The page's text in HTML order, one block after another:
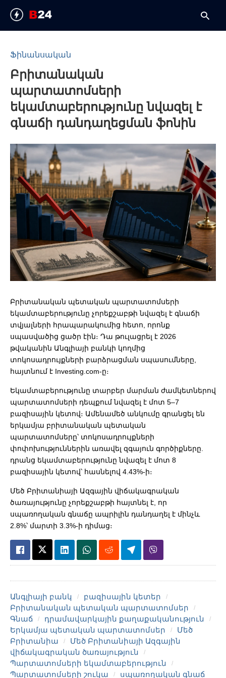
Ֆինանսական
Բրիտանական
պարտատոմսերի
եկամտաբերությունը նվազել է
գնաճի դանդաղեցման ֆոնին
Բրիտանական պետական պարտատոմսերի
եկամտաբերությունը չորեքշաբթի նվազել է գնաճի
տվյալների հրապարակումից հետո, որոնք
սպասվածից ցածր էին։ Դա թուլացրել է 2026
թվականին Անգլիայի բանկի կողմից
տոկոսադրույքների բարձրացման սպասումները,
հայտնում է Investing.com-ը։
Եկամտաբերությունը տարբեր մարման ժամկետներով
պարտատոմսերի դեպքում նվազել է մոտ 5–7
բազիսային կետով։ Ամենամեծ անկումը գրանցել են
երկամյա բրիտանական պետական
պարտատոմսերը՝ տոկոսադրույքների
փոփոխություններին առավել զգայուն գործիքները.
դրանց եկամտաբերությունը նվազել է մոտ 8
բազիսային կետով՝ հասնելով 4.43%-ի։
Մեծ Բրիտանիայի Ազգային վիճակագրական
ծառայությունը չորեքշաբթի հայտնել է, որ
սպառողական գնաճը ապրիլին դանդաղել է մինչև
2.8%՝ մարտի 3.3%-ի դիմաց։
Անգլիայի բանկ
բազիսային կետեր
Բրիտանական պետական պարտատոմսեր
Գնաճ
դրամավարկային քաղաքականություն
Երկամյա պետական պարտատոմսեր
Մեծ
Բրիտանիա
Մեծ Բրիտանիայի Ազգային
վիճակագրական ծառայություն
Պարտատոմսերի եկամտաբերություն
Պարտատոմսերի շուկա
սպառողական գնաճ